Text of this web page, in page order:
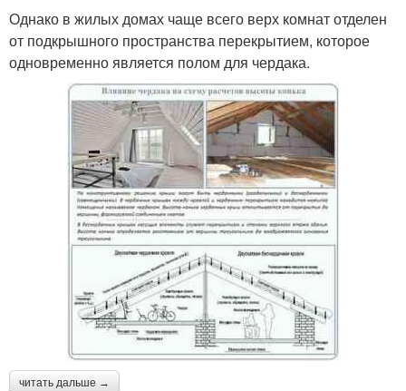
Однако в жилых домах чаще всего верх комнат отделен
от подкрышного пространства перекрытием, которое
одновременно является полом для чердака.
читать дальше →